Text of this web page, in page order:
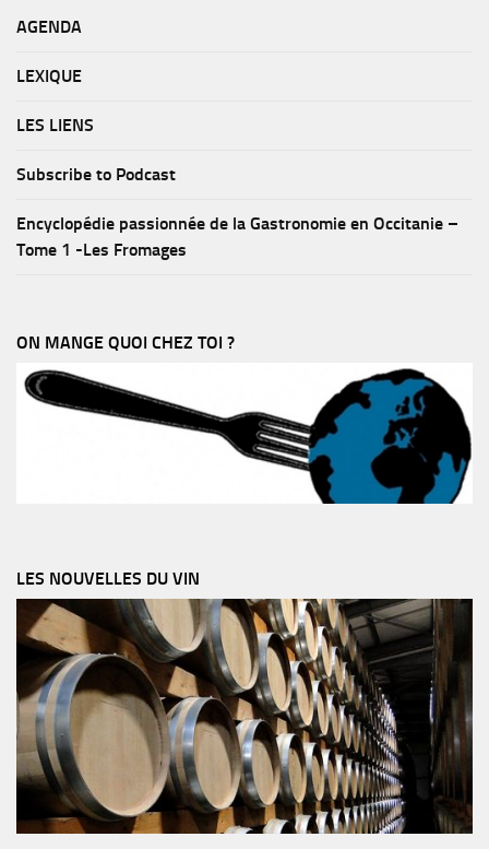
AGENDA
LEXIQUE
LES LIENS
Subscribe to Podcast
Encyclopédie passionnée de la Gastronomie en Occitanie –
Tome 1 -Les Fromages
ON MANGE QUOI CHEZ TOI ?
LES NOUVELLES DU VIN